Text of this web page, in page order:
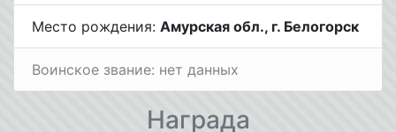
Место рождения: Амурская обл., г. Белогорск
Воинское звание: нет данных
Награда